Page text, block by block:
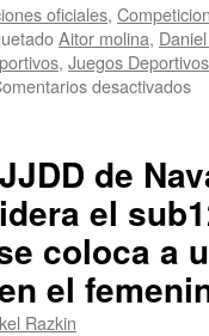
oficiales,
Aitor molina,
, Juegos
desactivadosen
de
de
el
coloca a
el
Razkin